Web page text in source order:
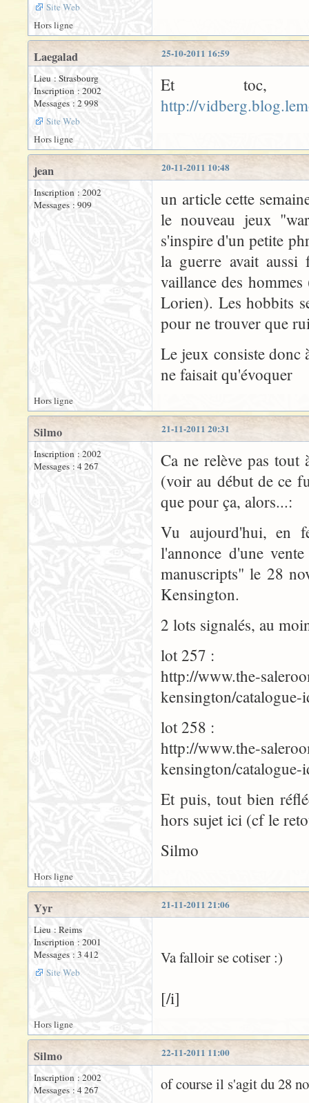
Site Web
Hors ligne
25-10-2011 16:59
Laegalad
Lieu : Strasbourg
Inscription : 2002
Messages : 2 998
Site Web
Et toc,
http://
Hors ligne
20-11-2011 10:48
jean
Inscription : 2002
Messages : 909
un article cette
le nouveau jeux
s'inspire d'un petite
la guerre avait
vaillance des
Lorien). Les hobbits
pour ne trouver que
Le jeux consiste donc
ne faisait qu'évoquer
Hors ligne
21-11-2011 20:31
Silmo
Inscription : 2002
Messages : 4 267
Ca ne relève pas tout
(voir au début de ce
que pour ça, alors...:
Vu aujourd'hui, en
l'annonce d'une
manuscripts" le 28
Kensington.
2 lots signalés, au
lot 257 :
http://www.the-
kensington/
lot 258 :
http://www.the-
kensington/
Et puis, tout bien
hors sujet ici (cf le
Silmo
Hors ligne
21-11-2011 21:06
Yyr
Lieu : Reims
Inscription : 2001
Messages : 3 412
Site Web
Va falloir se cotiser :)
[/i]
Hors ligne
22-11-2011 11:00
Silmo
Inscription : 2002
Messages : 4 267
of course il s'agit du 28